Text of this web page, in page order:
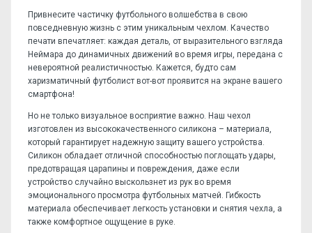
Привнесите частичку футбольного волшебства в свою
повседневную жизнь с этим уникальным чехлом. Качество
печати впечатляет: каждая деталь, от выразительного взгляда
Неймара до динамичных движений во время игры, передана с
невероятной реалистичностью. Кажется, будто сам
харизматичный футболист вот-вот проявится на экране вашего
смартфона!
Но не только визуальное восприятие важно. Наш чехол
изготовлен из высококачественного силикона – материала,
который гарантирует надежную защиту вашего устройства.
Силикон обладает отличной способностью поглощать удары,
предотвращая царапины и повреждения, даже если
устройство случайно выскользнет из рук во время
эмоционального просмотра футбольных матчей. Гибкость
материала обеспечивает легкость установки и снятия чехла, а
также комфортное ощущение в руке.